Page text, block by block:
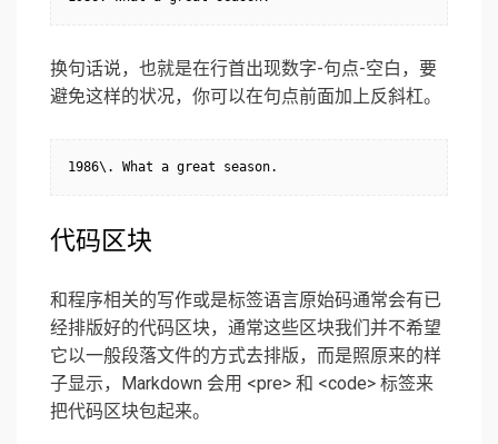
换句话说，也就是在行首出现数字-句点-空白，要
避免这样的状况，你可以在句点前面加上反斜杠。
1986\. What a great season.
代码区块
和程序相关的写作或是标签语言原始码通常会有已
经排版好的代码区块，通常这些区块我们并不希望
它以一般段落文件的方式去排版，而是照原来的样
子显示，Markdown 会用 <pre> 和 <code> 标签来
把代码区块包起来。